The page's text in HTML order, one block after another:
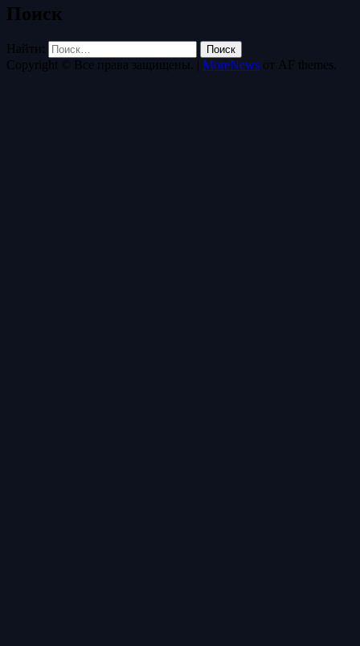
Поиск
Найти:
Copyright © Все права защищены. | MoreNews от AF themes.